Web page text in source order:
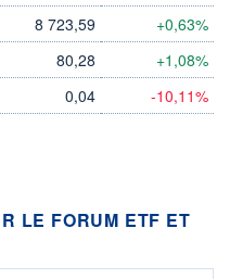
8 723,59 +0,63%
80,28 +1,08%
0,04 -10,11%
LE FORUM ETF ET